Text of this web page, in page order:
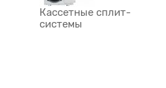
Кассетные сплит-
системы